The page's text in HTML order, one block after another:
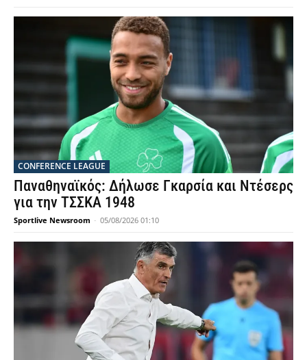
CONFERENCE LEAGUE
Παναθηναϊκός: Δήλωσε Γκαρσία και Ντέσερς
για την ΤΣΣΚΑ 1948
Sportlive Newsroom - 05/08/2026 01:10